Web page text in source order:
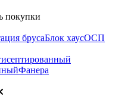
покупки
брусаБлок хаусОСП
Фанера